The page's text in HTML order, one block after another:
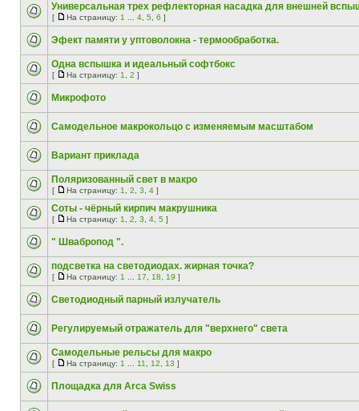
Универсальная трех рефлекторная насадка для внешней
[ На страницу: 1 4 5 6 ]
Эфект памяти у уптоволокна - термообработка.
Одна вспышка и идеальный софтбокс
[ На страницу: 1 2 ]
Микрофото
Самодельное макрокольцо с изменяемым масштабом
Вариант приклада
Поляризованный свет в макро
[ На страницу: 1 2 3 4 ]
Соты - чёрный кирпич макрушника
[ На страницу: 1 2 3 4 5 ]
" Швабропод ".
подсветка на светодиодах. жирная точка?
[ На страницу: 1 17 18 19 ]
Светодиодный парный излучатель
Регулируемый отражатель для "верхнего" света
Самодельные рельсы для макро
[ На страницу: 1 11 12 13 ]
Площадка для Arca Swiss